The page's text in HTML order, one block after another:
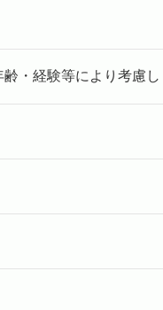
・経験等により考慮し